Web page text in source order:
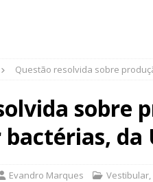
Questão resolvida sobre
sobre
da
Evandro Marques Vestibular,